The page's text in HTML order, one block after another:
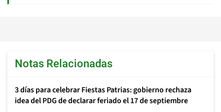
Notas Relacionadas
3 días para celebrar Fiestas Patrias: gobierno rechaza
idea del PDG de declarar feriado el 17 de septiembre